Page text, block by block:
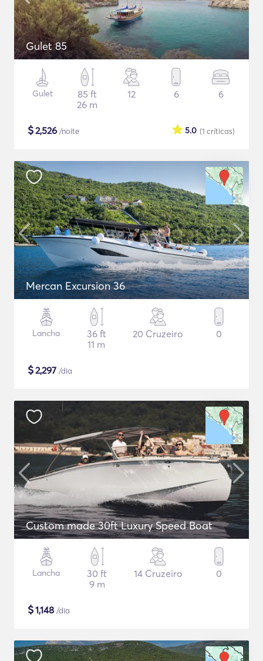
Gulet 85
Gulet
85 ft
26 m
12 6 6
$2,526 /noite (1 críticas)
5.0
Mercan Excursion 36
Lancha
36 ft
11 m
20 Cruzeiro 0
$2,297 /dia
Custom made 30ft Luxury Speed Boat
Lancha
30 ft
9 m
14 Cruzeiro 0
$1,148 /dia